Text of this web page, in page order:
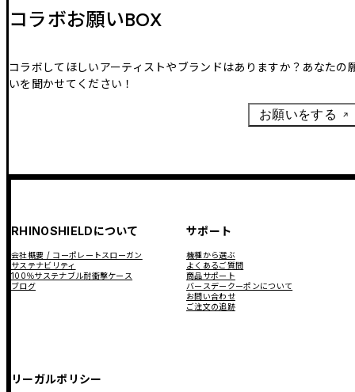
コラボお願いBOX
コラボしてほしいアーティストやブランドはありますか？あなたの
いを聞かせてください！
お願いをする
RHINOSHIELDについて
会社概要 / コーポレートスローガン
サステナビリティ
100％サステナブル耐衝撃ケース
ブログ
サポート
機種から選ぶ
よくあるご質問
商品サポート
バースデークーポンについて
お問い合わせ
ご注文の追跡
リーガルポリシー